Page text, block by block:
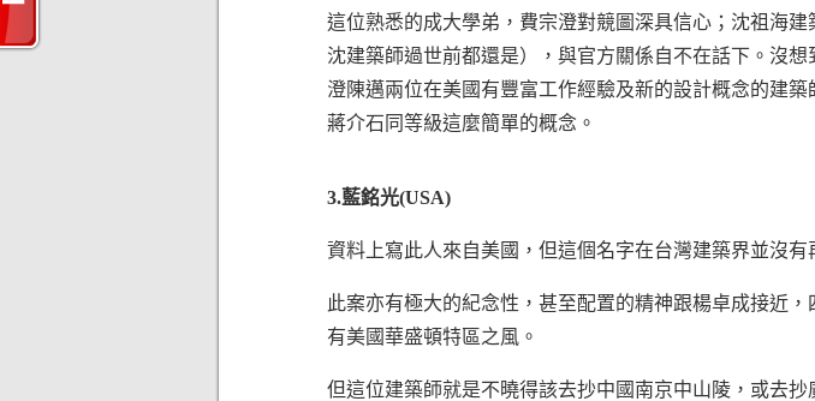
這位熟悉的成大學弟，費宗澄對競圖深具信心；沈祖海
沈建築師過世前都還是），與官方關係自不在話下。沒
澄陳邁兩位在美國有豐富工作經驗及新的設計概念的建
蔣介石同等級這麼簡單的概念。
3.藍銘光(USA)
資料上寫此人來自美國，但這個名字在台灣建築界並沒
此案亦有極大的紀念性，甚至配置的精神跟楊卓成接近
有美國華盛頓特區之風。
但這位建築師就是不曉得該去抄中國南京中山陵，或去